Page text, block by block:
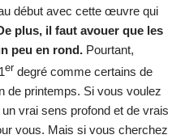
début avec cette œuvre qui
plus, il faut avouer que les
peu en rond. Pourtant,
er degré comme certains de
de printemps. Si vous voulez
vrai sens profond et de vrais
vous. Mais si vous cherchez